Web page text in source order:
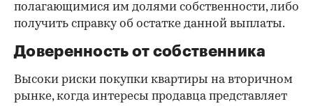
полагающимися им долями собственности, либо
получить справку об остатке данной выплаты.
Доверенность от собственника
Высоки риски покупки квартиры на вторичном
рынке, когда интересы продавца представляет